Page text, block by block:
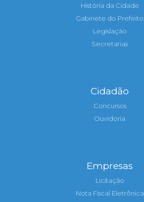
História da Cidade
Gabinete do Prefeito
Legislação
Secretarias
Cidadão
Concursos
Ouvidoria
Empresas
Licitação
Nota Fiscal Eletrônica